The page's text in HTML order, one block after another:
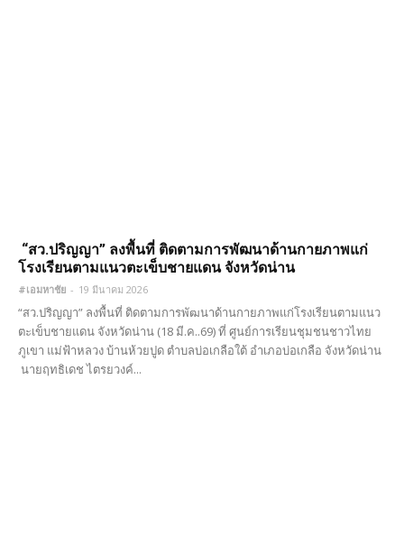
“สว.ปริญญา” ลงพื้นที่ ติดตามการพัฒนาด้านกายภาพแก่
โรงเรียนตามแนวตะเข็บชายแดน จังหวัดน่าน
#เอมหาชัย - 19 มีนาคม 2026
“สว.ปริญญา” ลงพื้นที่ ติดตามการพัฒนาด้านกายภาพแก่โรงเรียนตามแนว
ตะเข็บชายแดน จังหวัดน่าน (18 มี.ค..69) ที่ ศูนย์การเรียนชุมชนชาวไทย
ภูเขา แม่ฟ้าหลวง บ้านห้วยปูด ตำบลบ่อเกลือใต้ อำเภอบ่อเกลือ จังหวัดน่าน
นายฤทธิเดช ไตรยวงค์...